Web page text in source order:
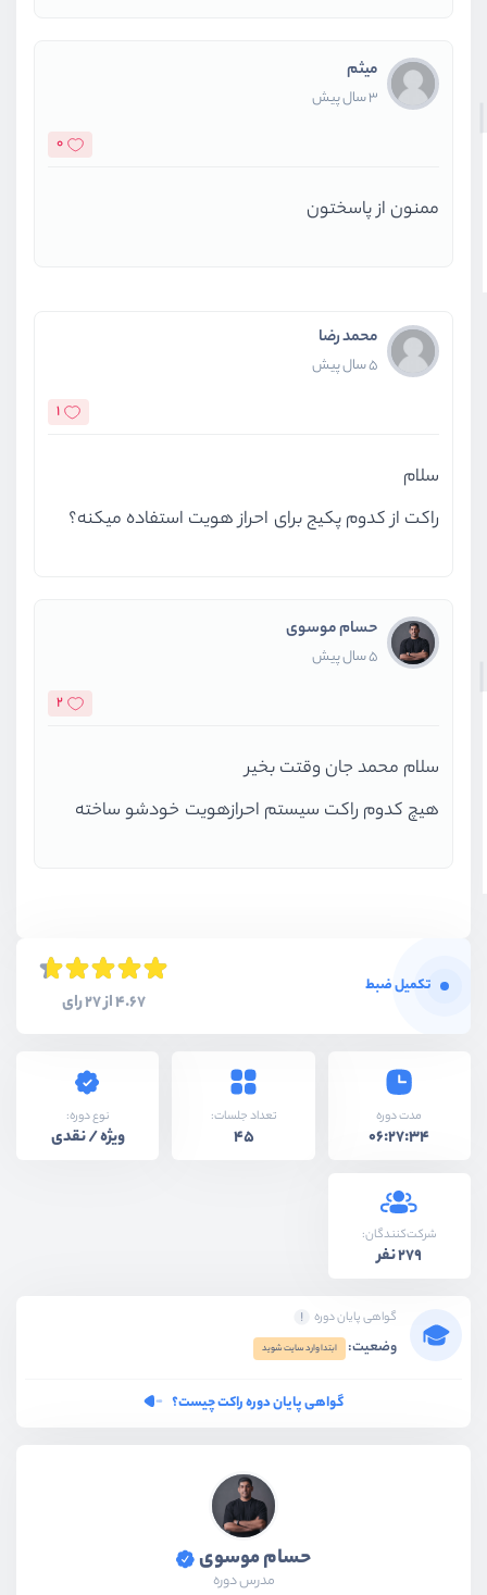
میثم
3 سال پیش
0
ممنون از پاسختون
محمد رضا
5 سال پیش
1
سلام
راکت از کدوم پکیج برای احراز هویت استفاده میکنه؟
حسام موسوی
5 سال پیش
2
سلام محمد جان وقتت بخیر
هیچ کدوم راکت سیستم احرازهویت خودشو ساخته
تکمیل ضبط
4.67 از 27 رای
مدت دوره
06:27:34
تعداد جلسات:
45
نوع دوره:
ویژه / نقدی
شرکت‌کنندگان:
279 نفر
گواهی پایان دوره
وضعیت: ابتدا وارد سایت شوید
گواهی پایان دوره راکت چیست؟
حسام موسوی
مدرس دوره